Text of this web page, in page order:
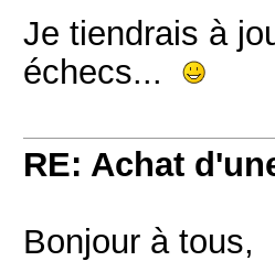
Je tiendrais à
échecs...
RE: Achat
Bonjour à tous,